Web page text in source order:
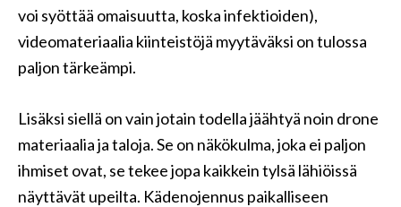
voi syöttää omaisuutta, koska infektioiden),
videomateriaalia kiinteistöjä myytäväksi on tulossa
paljon tärkeämpi.
Lisäksi siellä on vain jotain todella jäähtyä noin drone
materiaalia ja taloja. Se on näkökulma, joka ei paljon
ihmiset ovat, se tekee jopa kaikkein tylsä ​​lähiöissä
näyttävät upeilta. Kädenojennus paikalliseen